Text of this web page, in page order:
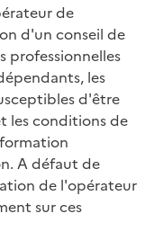
de
d'un conseil de
professionnelles
les
d'être
les conditions de
A défaut de
de l'opérateur
sur ces